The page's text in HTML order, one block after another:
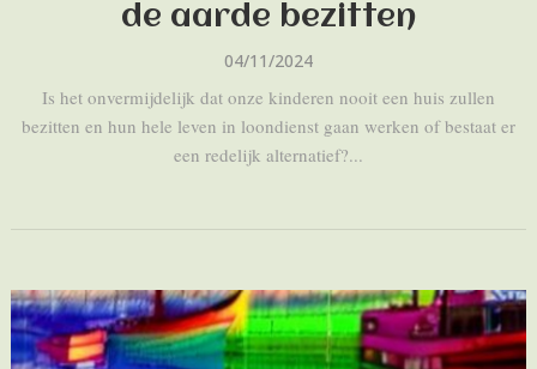
de aarde bezitten
04/11/2024
Is het onvermijdelijk dat onze kinderen nooit een huis zullen
bezitten en hun hele leven in loondienst gaan werken of bestaat er
een redelijk alternatief?...